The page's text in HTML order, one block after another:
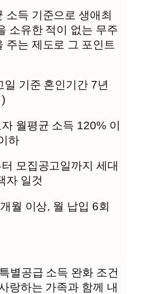
소득 기준으로 생애최
소유한 적이 없는 무주
주는 제도로 그 포인트
기준 혼인기간 7년
월평균 소득 120% 이
하
모집공고일까지 세대
자 일것
월 이상, 월 납입 6회
별공급 소득 완화 조건
랑하는 가족과 함께 내